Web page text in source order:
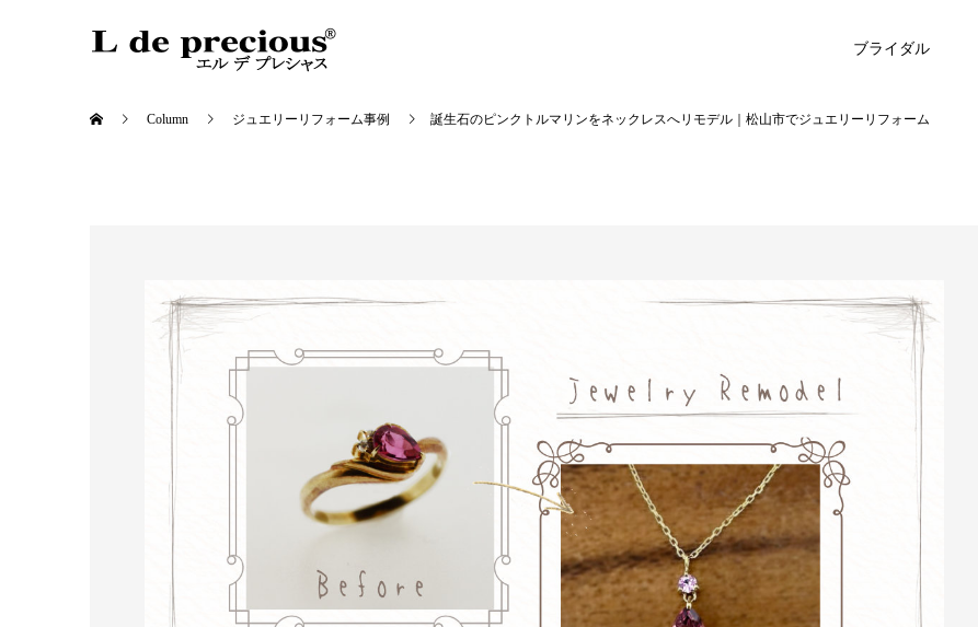
ブライダル
Column ジュエリーリフォーム事例 誕生石のピンクトルマリンをネックレスへリモデル｜松山市でジュエリーリフォーム